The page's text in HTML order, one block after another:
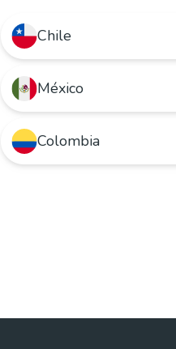
Chile
Quiero arrendar o comprar un
Quiero ir a Houm Chile
México
Quiero rentar o comprar un
Colombia